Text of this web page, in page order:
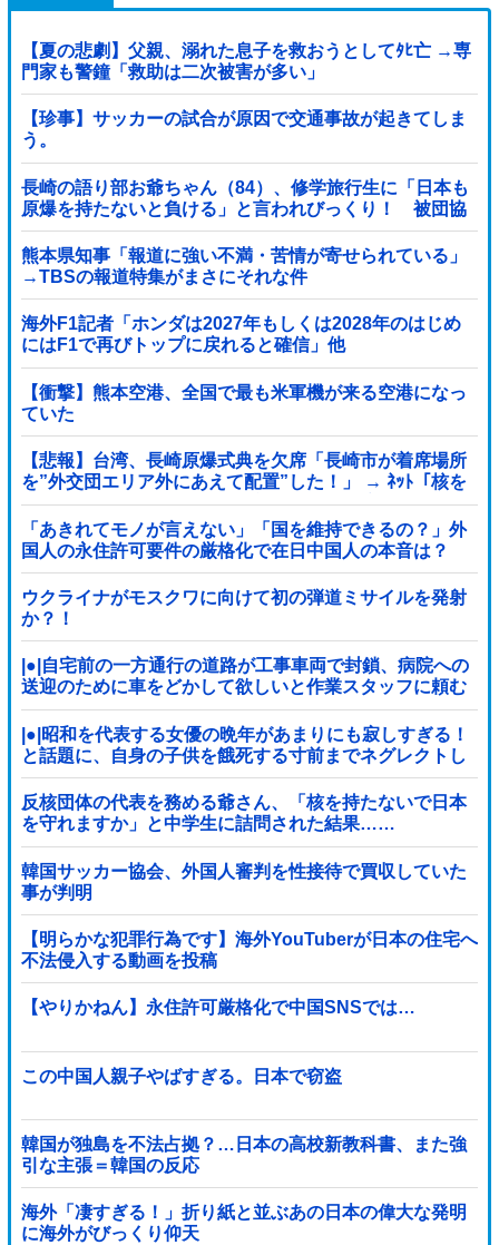
【夏の悲劇】父親、溺れた息子を救おうとしてﾀﾋ亡 →専
門家も警鐘「救助は二次被害が多い」
【珍事】サッカーの試合が原因で交通事故が起きてしま
う。
長崎の語り部お爺ちゃん（84）、修学旅行生に「日本も
原爆を持たないと負ける」と言われびっくり！ 被団協
代表（85）も中学生に「核を持たないで日本...
熊本県知事「報道に強い不満・苦情が寄せられている」
→TBSの報道特集がまさにそれな件
海外F1記者「ホンダは2027年もしくは2028年のはじめ
にはF1で再びトップに戻れると確信」他
【衝撃】熊本空港、全国で最も米軍機が来る空港になっ
ていた
【悲報】台湾、長崎原爆式典を欠席「長崎市が着席場所
を”外交団エリア外にあえて配置”した！」 → ﾈｯﾄ「核を
持つ中国に屈指した！」「失礼すぎ」「台湾は筋通し
た！」ｗｗｗｗｗ
「あきれてモノが言えない」「国を維持できるの？」外
国人の永住許可要件の厳格化で在日中国人の本音は？
ウクライナがモスクワに向けて初の弾道ミサイルを発射
か？！
|●|自宅前の一方通行の道路が工事車両で封鎖、病院への
送迎のために車をどかして欲しいと作業スタッフに頼む
と……
|●|昭和を代表する女優の晩年があまりにも寂しすぎる！
と話題に、自身の子供を餓死する寸前までネグレクトし
た挙句……
反核団体の代表を務める爺さん、「核を持たないで日本
を守れますか」と中学生に詰問された結果……
韓国サッカー協会、外国人審判を性接待で買収していた
事が判明
【明らかな犯罪行為です】海外YouTuberが日本の住宅へ
不法侵入する動画を投稿
【やりかねん】永住許可厳格化で中国SNSでは…
この中国人親子やばすぎる。日本で窃盗
韓国が独島を不法占拠？…日本の高校新教科書、また強
引な主張＝韓国の反応
海外「凄すぎる！」折り紙と並ぶあの日本の偉大な発明
に海外がびっくり仰天